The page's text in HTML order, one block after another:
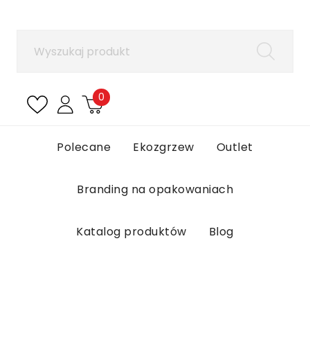
0
Polecane Ekozgrzew Outlet
Branding na opakowaniach
Katalog produktów Blog
Aby zapisać produkty na liście ulubionych, musisz
Anuluj Zaloguj się